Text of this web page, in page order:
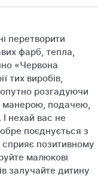
перетворити
фарб, тепла,
«Червона
тих виробів,
розгадуючи
манерою, подачею,
нехай вас не
поєднується з
позитивному
малюкові
залучайте дитину